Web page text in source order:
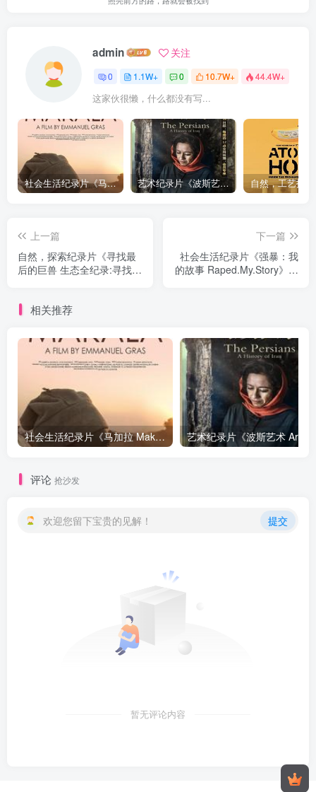
admin 关注
0 1.1W+ 0 10.7W+ 44.4W+
这家伙很懒，什么都没有写...
社会生活纪录片《马加拉 Makala》下载 艺术纪录片《波斯艺术 Art of Persia》下载
上一篇
自然，探索纪录片《寻找最
后的巨兽 生态全纪录:寻找最
下一篇
社会生活纪录片《强暴：我
的故事 Raped.My.Story》下
相关推荐
社会生活纪录片《马加拉 Makala》下载
评论 抢沙发
欢迎您留下宝贵的见解！ 提交
暂无评论内容